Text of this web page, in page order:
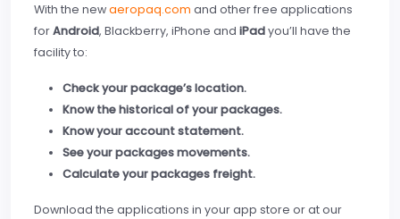
With the newaeropaq.com and other free applications
forAndroid, Blackberry, iPhone and iPadyou’ll have the
facility to:
Check your package’s location.
Know the historical of your packages.
Know your account statement.
See your packages movements.
Calculate your packages freight.
Download the applications in your app store or at our